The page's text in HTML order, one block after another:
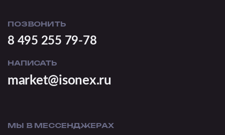
ПОЗВОНИТЬ
8 495 255 79-78
НАПИСАТЬ
market@isonex.ru
МЫ В МЕССЕНДЖЕРАХ